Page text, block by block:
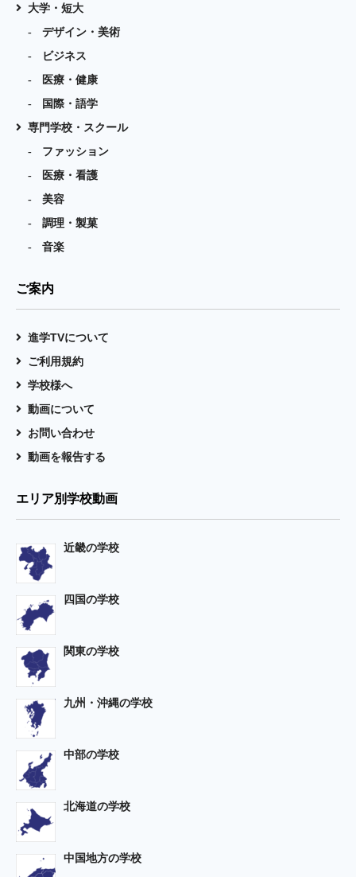
大学・短大
デザイン・美術
ビジネス
医療・健康
国際・語学
専門学校・スクール
ファッション
医療・看護
美容
調理・製菓
音楽
ご案内
進学TVについて
ご利用規約
学校様へ
動画について
お問い合わせ
動画を報告する
エリア別学校動画
近畿の学校
四国の学校
関東の学校
九州・沖縄の学校
中部の学校
北海道の学校
中国地方の学校